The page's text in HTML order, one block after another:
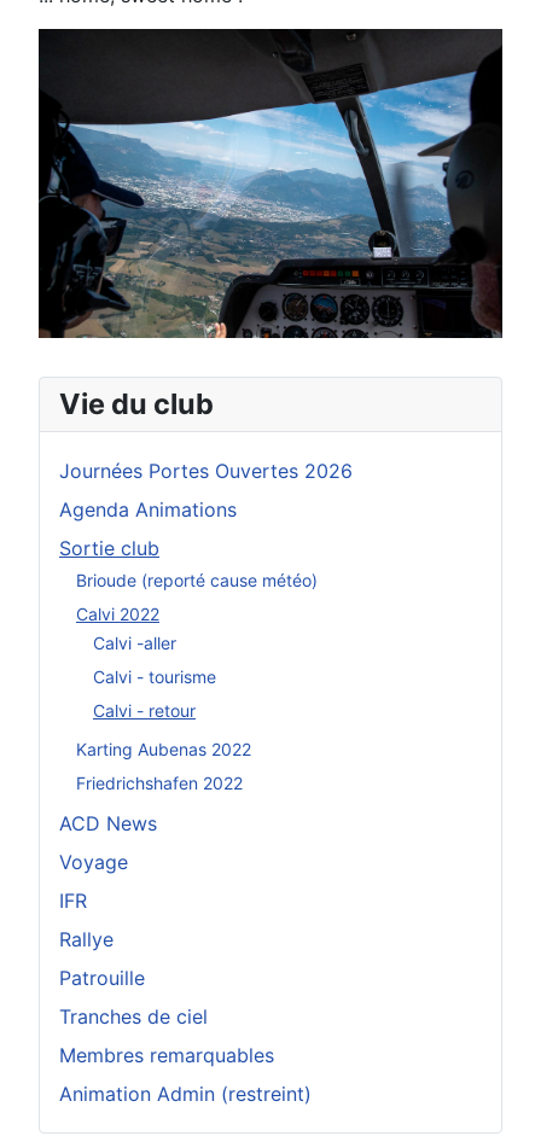
Vie du club
Journées Portes Ouvertes 2026
Agenda Animations
Sortie club
Brioude (reporté cause météo)
Calvi 2022
Calvi -aller
Calvi - tourisme
Calvi - retour
Karting Aubenas 2022
Friedrichshafen 2022
ACD News
Voyage
IFR
Rallye
Patrouille
Tranches de ciel
Membres remarquables
Animation Admin (restreint)